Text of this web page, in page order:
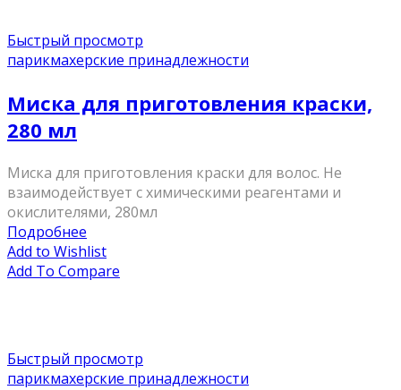
Быстрый просмотр
парикмахерские принадлежности
Миска для приготовления краски,
280 мл
Миска для приготовления краски для волос. Не
взаимодействует с химическими реагентами и
окислителями, 280мл
Подробнее
Add to Wishlist
Add To Compare
Быстрый просмотр
парикмахерские принадлежности